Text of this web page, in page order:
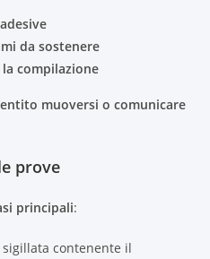
da sostenere
compilazione
muoversi o comunicare
prove
principali:
contenente il